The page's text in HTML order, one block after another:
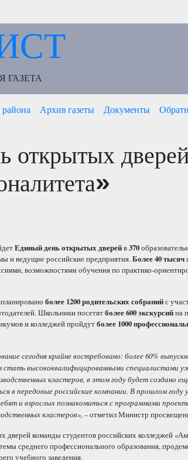
ГАЗЕТА
Архив газеты Документы
открытых
Единый день открытых дверейв370
и ведущие российские предприятия.Более 40 тысяч
возможностями обучения по практико-
более 1200 родительских собранийс
Школьники посетятболее 600 экскурсийна
и колледжей пройдутболее 1000
сегодня крайне востребовано: более 60%
высококвалифицированными специалистами
кластеров, в этом году будет создано
в передовые российские компании. В прошлом
и взрослых познакомиться с программами
кластеров», – отметил Министр
команды студентов российских колледжей
среднего профессионального образования,
учебного заведения.